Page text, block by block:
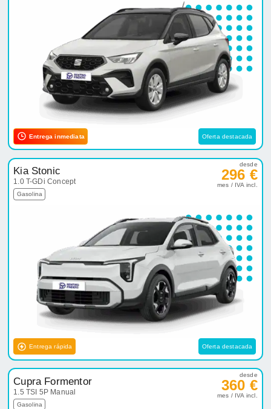
Entrega inmediata Oferta destacada
Kia Stonic
1.0 T-GDi Concept
Gasolina
desde
296 €
mes / IVA incl.
Entrega rápida Oferta destacada
Cupra Formentor
1.5 TSI 5P Manual
Gasolina
desde
360 €
mes / IVA incl.